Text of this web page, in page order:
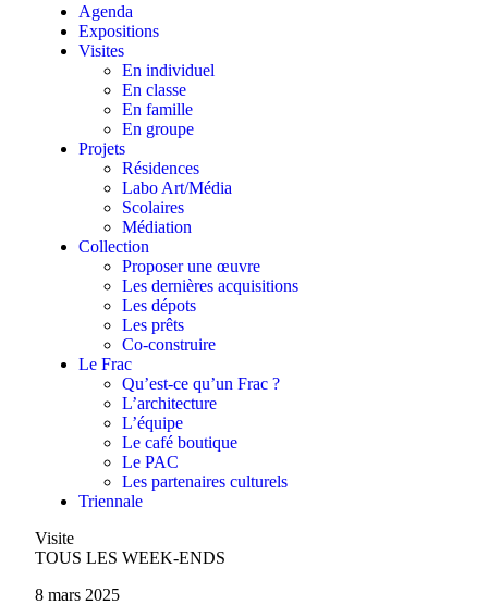
Agenda
Expositions
Visites
En individuel
En classe
En famille
En groupe
Projets
Résidences
Labo Art/Média
Scolaires
Médiation
Collection
Proposer une œuvre
Les dernières acquisitions
Les dépots
Les prêts
Co-construire
Le Frac
Qu’est-ce qu’un Frac ?
L’architecture
L’équipe
Le café boutique
Le PAC
Les partenaires culturels
Triennale
Visite
TOUS LES WEEK-ENDS
8 mars 2025